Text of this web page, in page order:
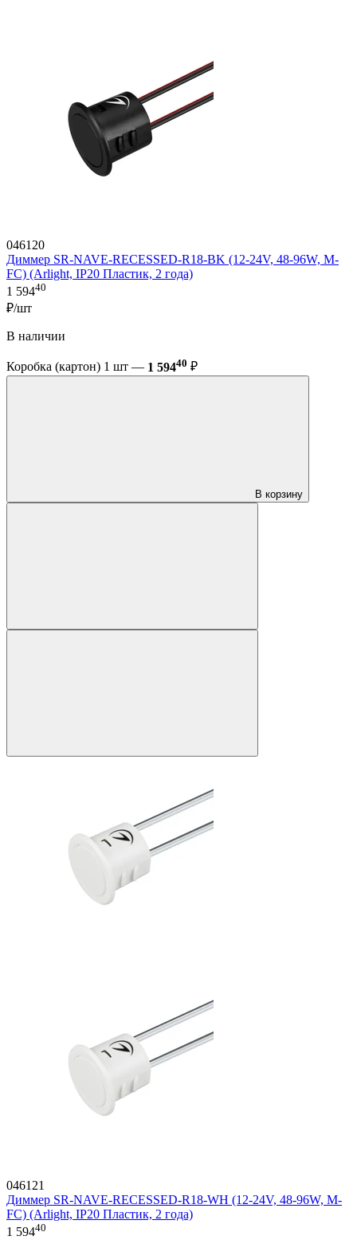
046120
Диммер SR-NAVE-RECESSED-R18-BK (12-24V, 48-96W, M-
FC) (Arlight, IP20 Пластик, 2 года)
1 59440
₽/шт
В наличии
Коробка (картон) 1 шт — 1 59440 ₽
В корзину
046121
Диммер SR-NAVE-RECESSED-R18-WH (12-24V, 48-96W, M-
FC) (Arlight, IP20 Пластик, 2 года)
1 59440